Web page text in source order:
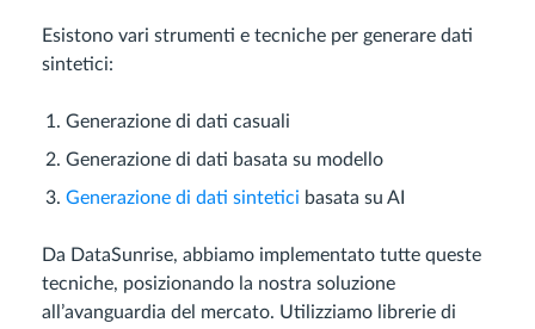
Esistono vari strumenti e tecniche per generare dati
sintetici:
Generazione di dati casuali
Generazione di dati basata su modello
Generazione di dati sintetici basata su AI
Da DataSunrise, abbiamo implementato tutte queste
tecniche, posizionando la nostra soluzione
all’avanguardia del mercato. Utilizziamo librerie di